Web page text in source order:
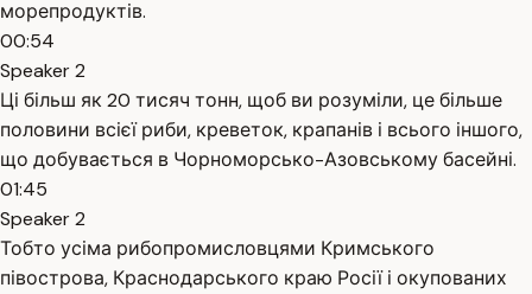
морепродуктів.
00:54
Speaker 2
Ці більш як 20 тисяч тонн, щоб ви розуміли, це більше
половини всієї риби, креветок, крапанів і всього іншого,
що добувається в Чорноморсько-Азовському басейні.
01:45
Speaker 2
Тобто усіма рибопромисловцями Кримського
півострова, Краснодарського краю Росії і окупованих